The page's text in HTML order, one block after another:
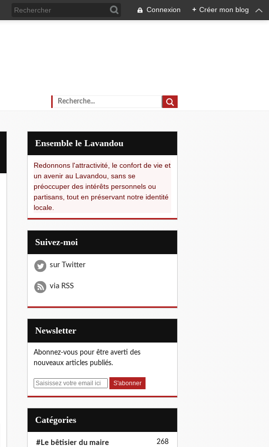
Connexion + Créer mon blog
Ensemble le Lavandou
Redonnons l'attractivité, le confort de vie et
un avenir au Lavandou, sans se
préoccuper des intérêts personnels ou
partisans, tout en préservant notre identité
locale.
Suivez-moi
sur Twitter
via RSS
Newsletter
Abonnez-vous pour être averti des
nouveaux articles publiés.
E
Catégories
#Le bêtisier du maire 268